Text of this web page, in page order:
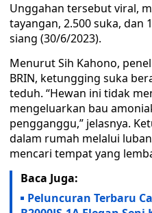
Unggahan tersebut viral,
tayangan, 2.500 suka, dan
siang (30/6/2023).
Menurut Sih Kahono,
BRIN, ketungging suka
teduh. “Hewan ini tidak
mengeluarkan bau
pengganggu,” jelasnya.
dalam rumah melalui
mencari tempat yang
Baca Juga:
Peluncuran Terbaru